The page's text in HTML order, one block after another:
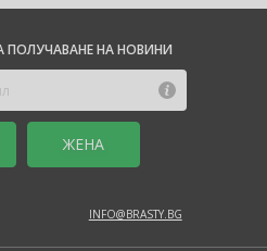
ПОЛУЧАВАНЕ НА НОВИНИ
ЖЕНА
INFO@BRASTY.BG